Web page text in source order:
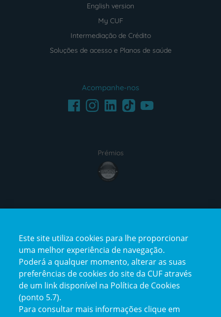
English version
My CUF
Intermediação de Crédito
Soluções de acesso e Planos de saúde
Acompanhe-nos
FacebookInstagramLinkedInTikTokYoutube
Prémios
award4
certification2certification3
Reclamações
Este site utiliza cookies para lhe proporcionar
uma melhor experiência de navegação.
Poderá a qualquer momento, alterar as suas
preferências de cookies do site da CUF através
de um link disponível na Política de Cookies
(ponto 5.7).
Para consultar mais informações clique em